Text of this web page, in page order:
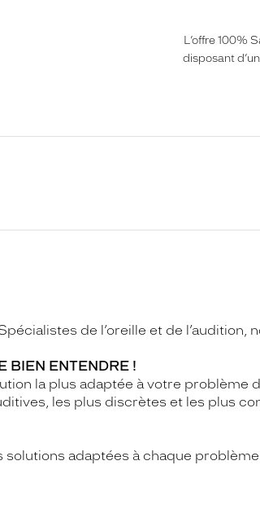
L’offre 100%
disposant
de l’oreille et de l’audition,
BIEN ENTENDRE !
la plus adaptée à votre problème
les plus discrètes et les plus
adaptées à chaque problème